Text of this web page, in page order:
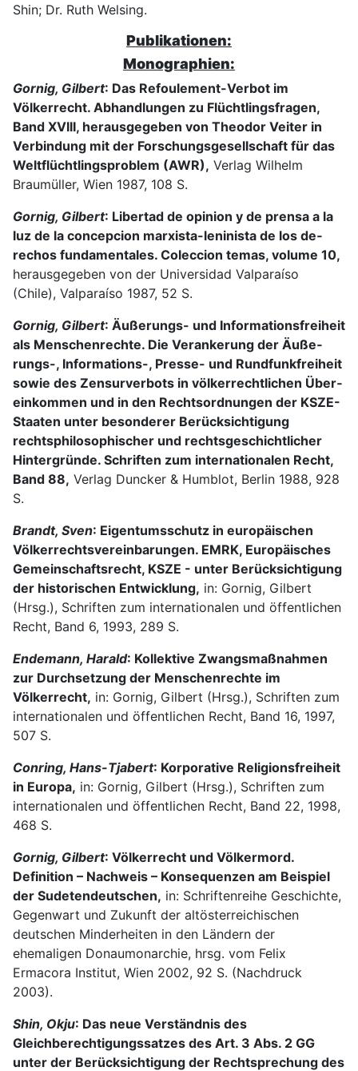
Shin; Dr. Ruth Welsing.
Publikationen:
Monographien:
Gornig, Gilbert: Das Refoulement-Verbot im
Völkerrecht. Abhandlungen zu Flücht­lingsfragen,
Band XVIII, herausgegeben von Theodor Veiter in
Verbindung mit der Forschungsgesellschaft für das
Weltflücht­lingsproblem (AWR), Verlag Wilhelm
Braumüller, Wien 1987, 108 S.
Gornig, Gilbert: Libertad de opinion y de prensa a la
luz de la concepcion mar­xista-leninista de los de­
rechos fundamentales. Coleccion temas, volume 10,
herausgegeben von der Universi­dad Valparaíso
(Chile), Valpa­raíso 1987, 52 S.
Gornig, Gilbert: Äußerungs- und Informationsfreiheit
als Menschenrechte. Die Verankerung der Äuße­
rungs-, Informations-, Presse- und Rund­funkfreiheit
sowie des Zensurver­bots in völker­rechtlichen Über­
einkommen und in den Rechtsordnungen der KSZE-
Staaten unter besonderer Berücksichtigung
rechtsphilosophischer und rechtsge­schichtlicher
Hinter­gründe. Schriften zum internationalen Recht,
Band 88, Verlag Duncker & Humblot, Ber­lin 1988, 928
S.
Brandt, Sven: Eigentumsschutz in europäischen
Völkerrechtsvereinbarungen. EMRK, Europäisches
Gemeinschaftsrecht, KSZE - unter Berücksichtigung
der historischen Entwicklung, in: Gornig, Gilbert
(Hrsg.), Schriften zum internationalen und öffentlichen
Recht, Band 6, 1993, 289 S.
Endemann, Harald: Kollektive Zwangsmaßnahmen
zur Durchsetzung der Menschenrechte im
Völkerrecht, in: Gornig, Gilbert (Hrsg.), Schriften zum
internationalen und öffentlichen Recht, Band 16, 1997,
507 S.
Conring, Hans-Tjabert: Korporative Religionsfreiheit
in Europa, in: Gornig, Gilbert (Hrsg.), Schriften zum
internationalen und öffentlichen Recht, Band 22, 1998,
468 S.
Gornig, Gilbert: Völkerrecht und Völkermord.
Definition – Nachweis – Konsequenzen am Beispiel
der Sudetendeutschen, in: Schriftenreihe Geschichte,
Gegenwart und Zukunft der altösterreichischen
deutschen Minderheiten in den Ländern der
ehemaligen Donaumonarchie, hrsg. vom Felix
Ermacora Institut, Wien 2002, 92 S. (Nachdruck
2003).
Shin, Okju: Das neue Verständnis des
Gleichberechtigungssatzes des Art. 3 Abs. 2 GG
unter der Berücksichtigung der Rechtsprechung des